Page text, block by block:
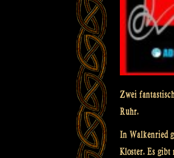
Zwei
Ruhr.
In Walkenried
Kloster. Es gibt